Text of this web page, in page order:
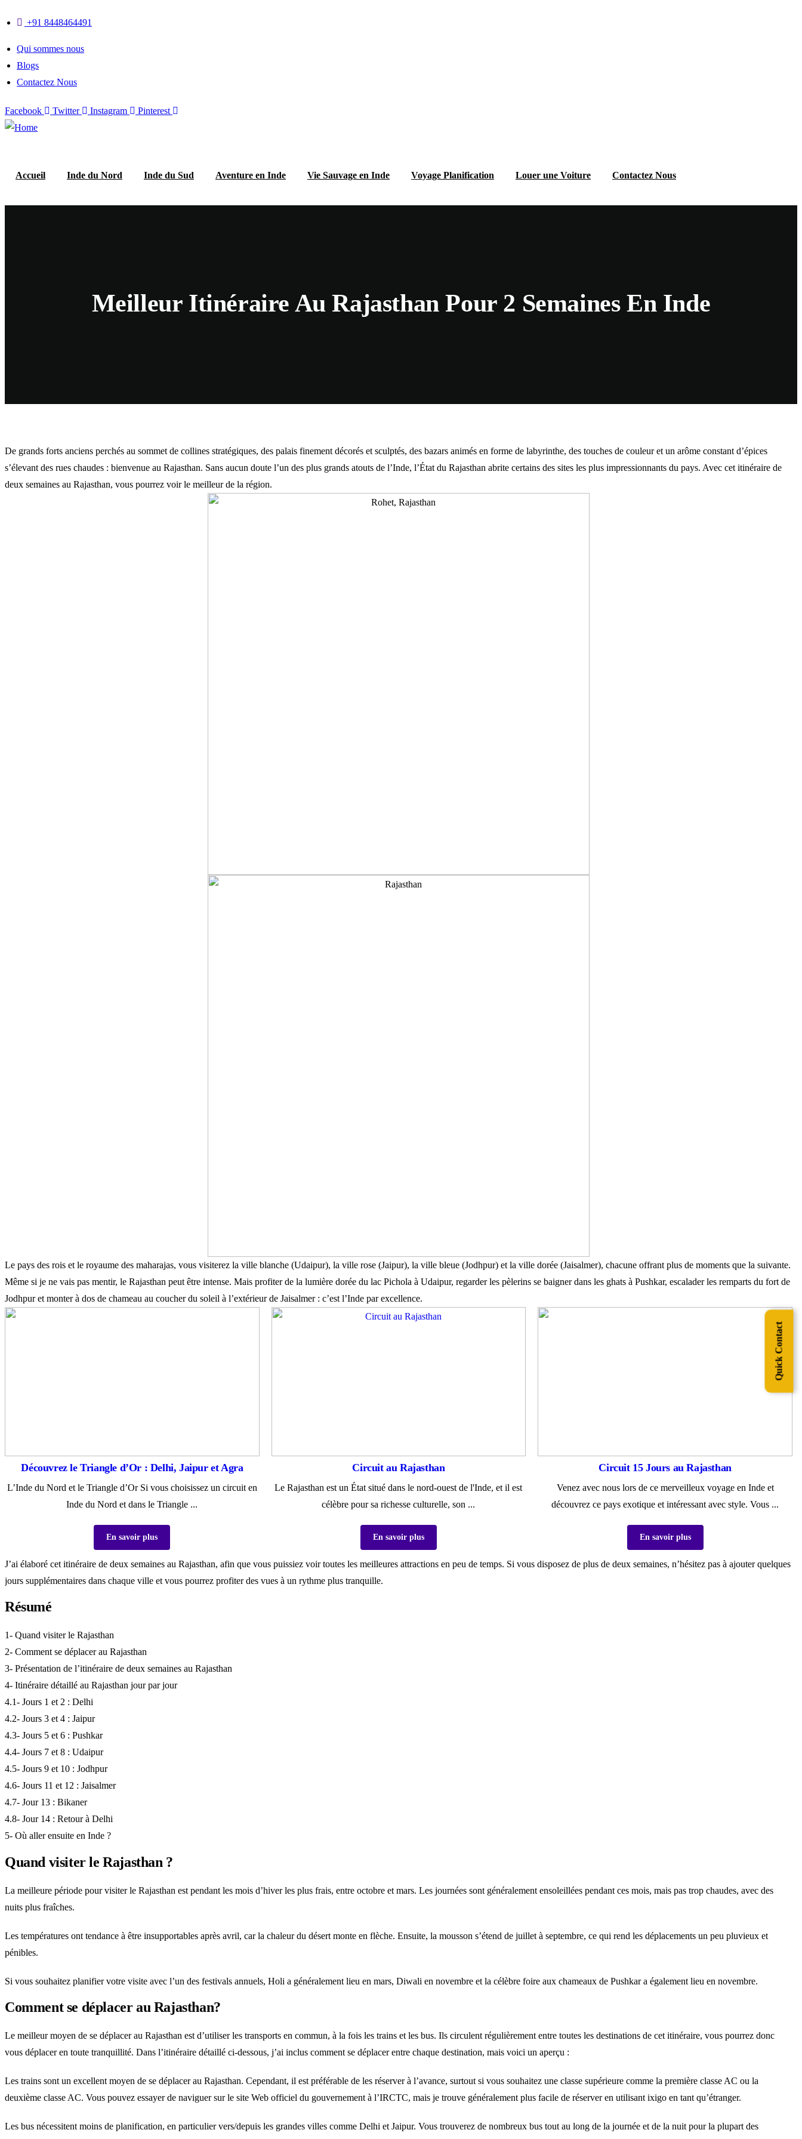
+91 8448464491
Qui sommes nous
Blogs
Contactez Nous
Facebook Twitter Instagram Pinterest
Accueil Inde du Nord Inde du Sud Aventure en Inde Vie Sauvage en Inde Voyage Planification Louer une Voiture Contactez Nous
Meilleur Itinéraire Au Rajasthan Pour 2 Semaines En Inde
De grands forts anciens perchés au sommet de collines stratégiques, des palais finement décorés et sculptés, des bazars animés en forme de labyrinthe, des touches de couleur et un arôme constant d’épices
s’élevant des rues chaudes : bienvenue au Rajasthan. Sans aucun doute l’un des plus grands atouts de l’Inde, l’État du Rajasthan abrite certains des sites les plus impressionnants du pays. Avec cet itinéraire de
deux semaines au Rajasthan, vous pourrez voir le meilleur de la région.
Le pays des rois et le royaume des maharajas, vous visiterez la ville blanche (Udaipur), la ville rose (Jaipur), la ville bleue (Jodhpur) et la ville dorée (Jaisalmer), chacune offrant plus de moments que la suivante.
Même si je ne vais pas mentir, le Rajasthan peut être intense. Mais profiter de la lumière dorée du lac Pichola à Udaipur, regarder les pèlerins se baigner dans les ghats à Pushkar, escalader les remparts du fort de
Jodhpur et monter à dos de chameau au coucher du soleil à l’extérieur de Jaisalmer : c’est l’Inde par excellence.
Découvrez le Triangle d’Or : Delhi, Jaipur et Agra
L’Inde du Nord et le Triangle d’Or Si vous choisissez un circuit en
Inde du Nord et dans le Triangle ...
En savoir plus
Circuit au Rajasthan
Le Rajasthan est un État situé dans le nord-ouest de l'Inde, et il est
célèbre pour sa richesse culturelle, son ...
En savoir plus
Circuit 15 Jours au Rajasthan
Venez avec nous lors de ce merveilleux voyage en Inde et
découvrez ce pays exotique et intéressant avec style. Vous ...
En savoir plus
J’ai élaboré cet itinéraire de deux semaines au Rajasthan, afin que vous puissiez voir toutes les meilleures attractions en peu de temps. Si vous disposez de plus de deux semaines, n’hésitez pas à ajouter quelques
jours supplémentaires dans chaque ville et vous pourrez profiter des vues à un rythme plus tranquille.
Résumé
1- Quand visiter le Rajasthan
2- Comment se déplacer au Rajasthan
3- Présentation de l’itinéraire de deux semaines au Rajasthan
4- Itinéraire détaillé au Rajasthan jour par jour
4.1- Jours 1 et 2 : Delhi
4.2- Jours 3 et 4 : Jaipur
4.3- Jours 5 et 6 : Pushkar
4.4- Jours 7 et 8 : Udaipur
4.5- Jours 9 et 10 : Jodhpur
4.6- Jours 11 et 12 : Jaisalmer
4.7- Jour 13 : Bikaner
4.8- Jour 14 : Retour à Delhi
5- Où aller ensuite en Inde ?
Quand visiter le Rajasthan ?
La meilleure période pour visiter le Rajasthan est pendant les mois d’hiver les plus frais, entre octobre et mars. Les journées sont généralement ensoleillées pendant ces mois, mais pas trop chaudes, avec des
nuits plus fraîches.
Les températures ont tendance à être insupportables après avril, car la chaleur du désert monte en flèche. Ensuite, la mousson s’étend de juillet à septembre, ce qui rend les déplacements un peu pluvieux et
pénibles.
Si vous souhaitez planifier votre visite avec l’un des festivals annuels, Holi a généralement lieu en mars, Diwali en novembre et la célèbre foire aux chameaux de Pushkar a également lieu en novembre.
Comment se déplacer au Rajasthan?
Le meilleur moyen de se déplacer au Rajasthan est d’utiliser les transports en commun, à la fois les trains et les bus. Ils circulent régulièrement entre toutes les destinations de cet itinéraire, vous pourrez donc
vous déplacer en toute tranquillité. Dans l’itinéraire détaillé ci-dessous, j’ai inclus comment se déplacer entre chaque destination, mais voici un aperçu :
Les trains sont un excellent moyen de se déplacer au Rajasthan. Cependant, il est préférable de les réserver à l’avance, surtout si vous souhaitez une classe supérieure comme la première classe AC ou la
deuxième classe AC. Vous pouvez essayer de naviguer sur le site Web officiel du gouvernement à l’IRCTC, mais je trouve généralement plus facile de réserver en utilisant ixigo en tant qu’étranger.
Les bus nécessitent moins de planification, en particulier vers/depuis les grandes villes comme Delhi et Jaipur. Vous trouverez de nombreux bus tout au long de la journée et de la nuit pour la plupart des
Quick Contact